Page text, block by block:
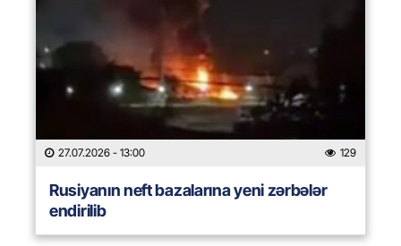
27.07.2026 - 13:00 129
Rusiyanın neft bazalarına yeni zərbələr
endirilib